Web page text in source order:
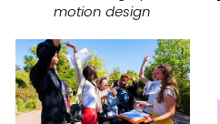
motion design